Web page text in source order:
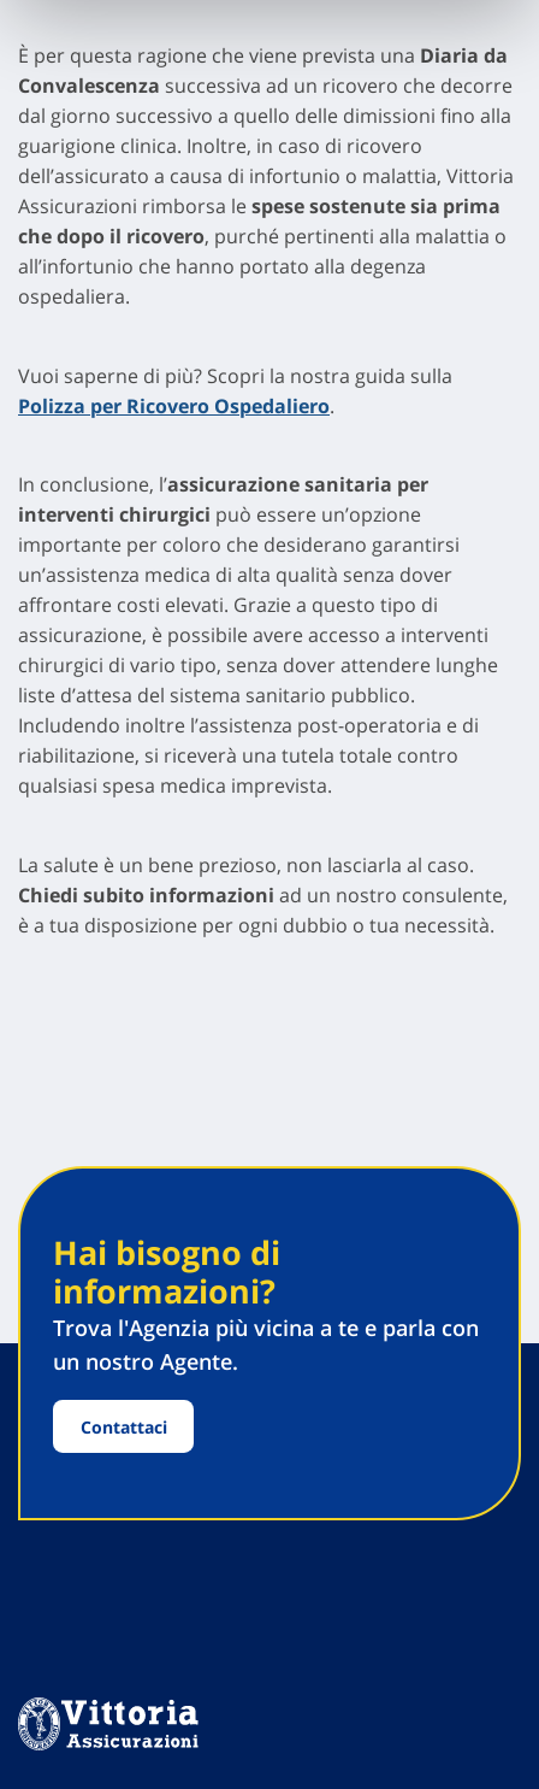
È per questa ragione che viene prevista una Diaria da
Convalescenza successiva ad un ricovero che decorre
dal giorno successivo a quello delle dimissioni fino alla
guarigione clinica. Inoltre, in caso di ricovero
dell’assicurato a causa di infortunio o malattia, Vittoria
Assicurazioni rimborsa lespese sostenute sia prima
che dopo il ricovero, purché pertinenti alla malattia o
all’infortunio che hanno portato alla degenza
ospedaliera.
Vuoi saperne di più? Scopri la nostra guida sulla
Polizza per Ricovero Ospedaliero.
In conclusione, l’assicurazione sanitaria per
interventi chirurgici può essere un’opzione
importante per coloro che desiderano garantirsi
un’assistenza medica di alta qualità senza dover
affrontare costi elevati. Grazie a questo tipo di
assicurazione, è possibile avere accesso a interventi
chirurgici di vario tipo, senza dover attendere lunghe
liste d’attesa del sistema sanitario pubblico.
Includendo inoltre l’assistenza post-operatoria e di
riabilitazione, si riceverà una tutela totale contro
qualsiasi spesa medica imprevista.
La salute è un bene prezioso, non lasciarla al caso.
Chiedi subito informazioni ad un nostro consulente,
è a tua disposizione per ogni dubbio o tua necessità.
Hai bisogno di
informazioni?
Trova l'Agenzia più vicina a te e parla con
un nostro Agente.
Contattaci